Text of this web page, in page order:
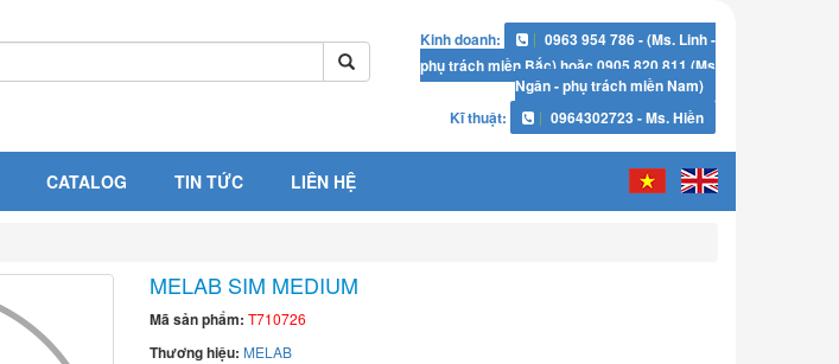
Kinh doanh:
0963 954 786 - (Ms. Linh -
phụ trách miền Bắc) hoặc 0905 820 811 (Ms
Ngân - phụ trách miền Nam)
Kĩ thuật:
0964302723 - Ms. Hiền
CATALOG TIN TỨC LIÊN HỆ
MELAB SIM MEDIUM
Mã sản phẩm:T710726
Thương hiệu: MELAB